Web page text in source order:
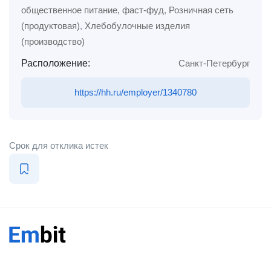
общественное питание, фаст-фуд, Розничная сеть
(продуктовая), Хлебобулочные изделия
(производство)
Расположение: Санкт-Петербург
https://hh.ru/employer/1340780
Срок для отклика истек